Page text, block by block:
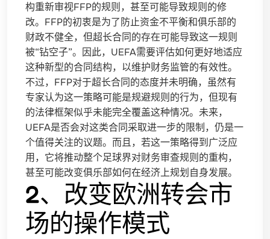
构重新审视FFP的规则，甚至可能导致规则的修
改。FFP的初衷是为了防止资金不平衡和俱乐部的
财政不健全，但超长合同的存在可能导致这一规则
被“钻空子”。因此，UEFA需要评估如何更好地适应
这种新型的合同结构，以维护财务监管的有效性。
不过，FFP对于超长合同的态度并未明确，虽然有
专家认为这一策略可能是规避规则的行为，但现有
的法律框架似乎未能完全覆盖这种情况。未来，
UEFA是否会对这类合同采取进一步的限制，仍是一
个值得关注的议题。而且，若这一策略得到广泛应
用，它将推动整个足球界对财务审查规则的重构，
甚至可能改变俱乐部如何在经济上规划自身发展。
2、改变欧洲转会市
场的操作模式